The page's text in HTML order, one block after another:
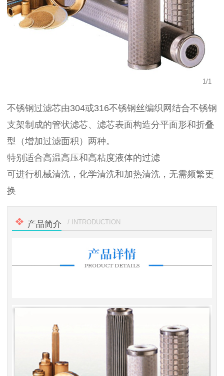
1/1
不锈钢过滤芯由304或316不锈钢丝编织网结合不锈钢
支架制成的管状滤芯、滤芯表面构造分平面形和折叠
型（增加过滤面积）两种。
特别适合高温高压和高粘度液体的过滤
可进行机械清洗，化学清洗和加热清洗，无需频繁更
换
产品简介 / INTRODUCTION